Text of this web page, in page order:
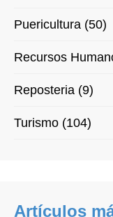
Puericultura (50)
Recursos
Reposteria (9)
Turismo (104)
Artículos